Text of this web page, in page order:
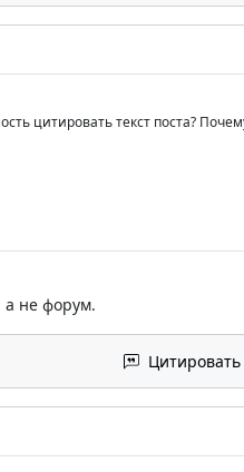
цитировать текст поста?
а не форум.